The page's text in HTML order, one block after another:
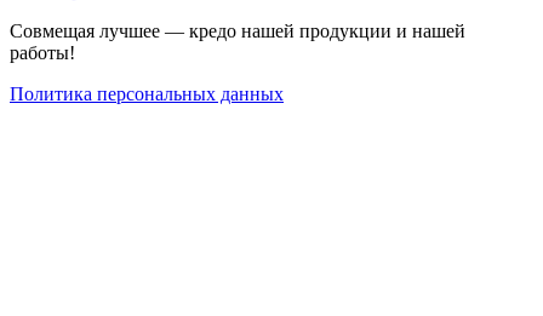
Совмещая лучшее — кредо нашей продукции и нашей
работы!
Политика персональных данных